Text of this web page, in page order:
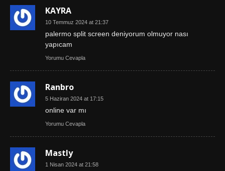
KAYRA
10 Temmuz 2024 at 21:37
palermo split screen deniyorum olmuyor nası
yapıcam
Yorumu Cevapla
Ranbro
5 Haziran 2024 at 17:15
online var mı
Yorumu Cevapla
Mastly
1 Nisan 2024 at 21:58